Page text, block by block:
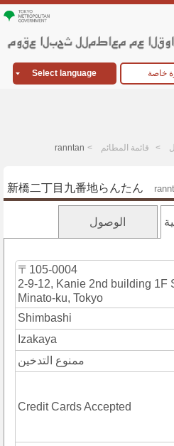
Select language خاصة
قائمة المطائم ranntan
新橋二丁目九番地らんたん
الوصول
〒105-0004
2-9-12, Kanie 2nd building 1F
Minato-ku, Tokyo
Shimbashi
Izakaya
ممنوع التدخين
Credit Cards Accepted